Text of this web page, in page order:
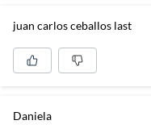
juan carlos ceballos last
Daniela